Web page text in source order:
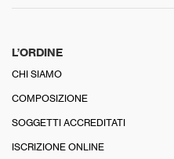
L’ORDINE
CHI SIAMO
COMPOSIZIONE
SOGGETTI ACCREDITATI
ISCRIZIONE ONLINE